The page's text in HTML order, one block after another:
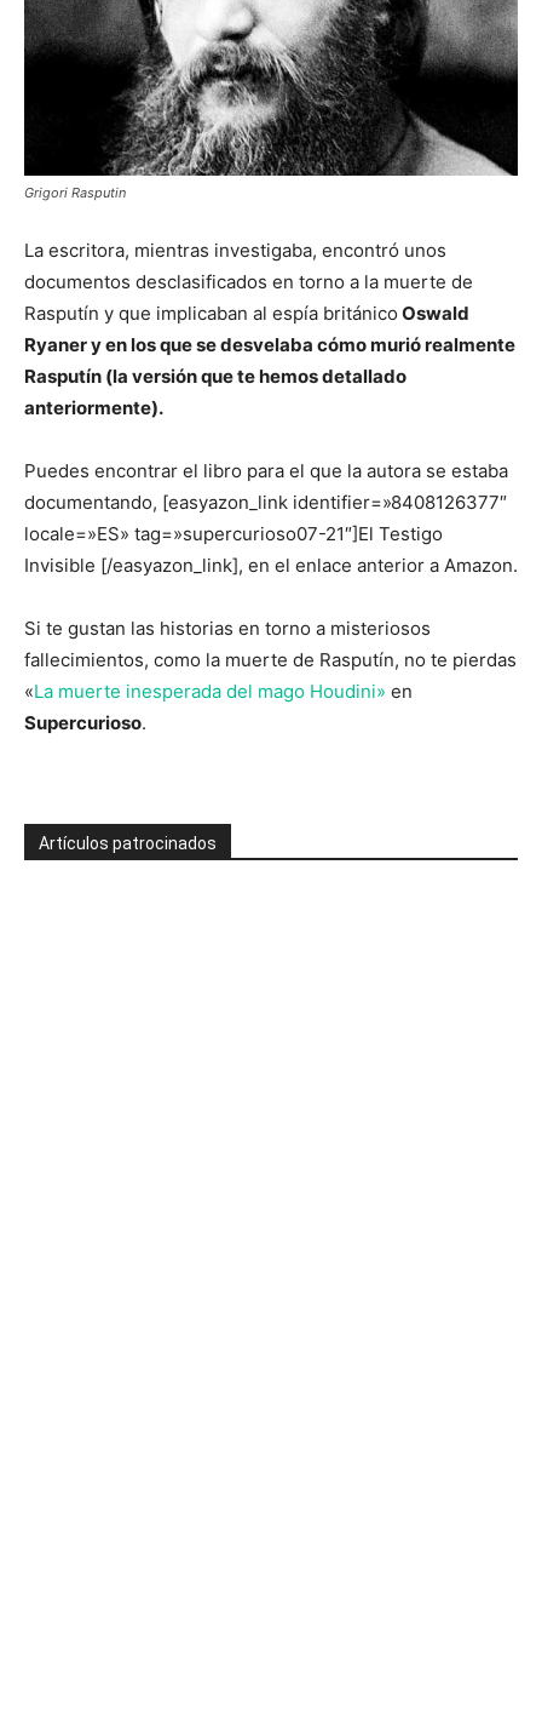
Grigori Rasputin
La escritora, mientras investigaba, encontró unos
documentos desclasificados en torno a la muerte de
Rasputín y que implicaban al espía británico Oswald
Ryaner y en los que se desvelaba cómo murió realmente
Rasputín (la versión que te hemos detallado
anteriormente).
Puedes encontrar el libro para el que la autora se estaba
documentando, [easyazon_link identifier=»8408126377″
locale=»ES» tag=»supercurioso07-21″]El Testigo
Invisible [/easyazon_link], en el enlace anterior a Amazon.
Si te gustan las historias en torno a misteriosos
fallecimientos, como la muerte de Rasputín, no te pierdas
«La muerte inesperada del mago Houdini» en
Supercurioso.
Artículos patrocinados